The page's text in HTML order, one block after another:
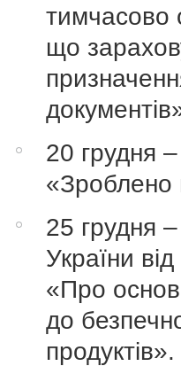
тимчасово
що
20 грудня
«Зроблено
25 грудня
України
«Про
до
продуктів».